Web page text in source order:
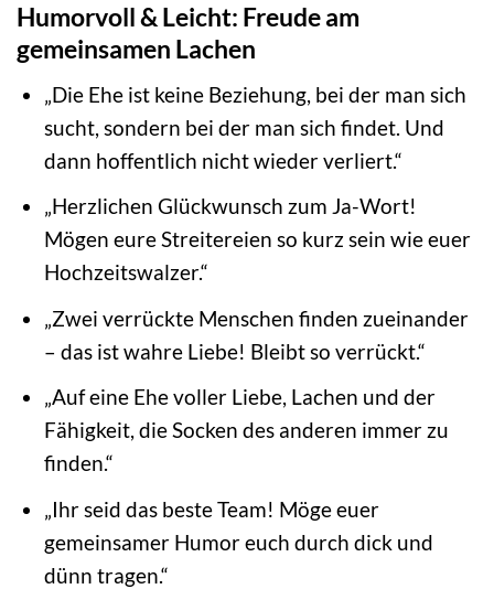
Humorvoll & Leicht: Freude am
gemeinsamen Lachen
„Die Ehe ist keine Beziehung, bei der man sich
sucht, sondern bei der man sich findet. Und
dann hoffentlich nicht wieder verliert.“
„Herzlichen Glückwunsch zum Ja-Wort!
Mögen eure Streitereien so kurz sein wie euer
Hochzeitswalzer.“
„Zwei verrückte Menschen finden zueinander
– das ist wahre Liebe! Bleibt so verrückt.“
„Auf eine Ehe voller Liebe, Lachen und der
Fähigkeit, die Socken des anderen immer zu
finden.“
„Ihr seid das beste Team! Möge euer
gemeinsamer Humor euch durch dick und
dünn tragen.“